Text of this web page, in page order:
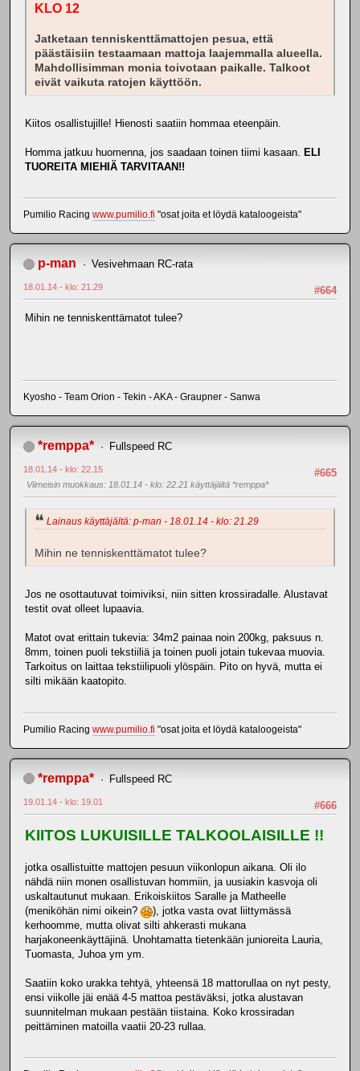
KLO 12
Jatketaan tenniskenttämattojen pesua, että
päästäisiin testaamaan mattoja laajemmalla alueella.
Mahdollisimman monia toivotaan paikalle. Talkoot
eivät vaikuta ratojen käyttöön.
Kiitos osallistujille! Hienosti saatiin hommaa eteenpäin.
Homma jatkuu huomenna, jos saadaan toinen tiimi kasaan.
ELI
TUOREITA MIEHIÄ TARVITAAN!!
Pumilio Racing www.pumilio.fi "osat joita et löydä kataloogeista"
p-man Vesivehmaan RC-rata
#664
18.01.14 - klo: 21.29
Mihin ne tenniskenttämatot tulee?
Kyosho - Team Orion - Tekin - AKA - Graupner - Sanwa
*remppa* Fullspeed RC
#665
18.01.14 - klo: 22.15
Viimeisin muokkaus: 18.01.14 - klo: 22.21 käyttäjältä *remppa*
Lainaus käyttäjältä: p-man - 18.01.14 - klo: 21.29
Mihin ne tenniskenttämatot tulee?
Jos ne osottautuvat toimiviksi, niin sitten krossiradalle. Alustavat
testit ovat olleet lupaavia.
Matot ovat erittain tukevia: 34m2 painaa noin 200kg, paksuus n.
8mm, toinen puoli tekstiiliä ja toinen puoli jotain tukevaa muovia.
Tarkoitus on laittaa tekstiilipuoli ylöspäin. Pito on hyvä, mutta ei
silti mikään kaatopito.
Pumilio Racing www.pumilio.fi "osat joita et löydä kataloogeista"
*remppa* Fullspeed RC
#666
19.01.14 - klo: 19.01
KIITOS LUKUISILLE TALKOOLAISILLE !!
jotka osallistuitte mattojen pesuun viikonlopun aikana. Oli ilo
nähdä niin monen osallistuvan hommiin, ja uusiakin kasvoja oli
uskaltautunut mukaan. Erikoiskiitos Saralle ja Matheelle
(meniköhän nimi oikein?
), jotka vasta ovat liittymässä
kerhoomme, mutta olivat silti ahkerasti mukana
harjakoneenkäyttäjinä. Unohtamatta tietenkään junioreita Lauria,
Tuomasta, Juhoa ym ym.
Saatiin koko urakka tehtyä, yhteensä 18 mattorullaa on nyt pesty,
ensi viikolle jäi enää 4-5 mattoa pestäväksi, jotka alustavan
suunnitelman mukaan pestään tiistaina. Koko krossiradan
peittäminen matoilla vaatii 20-23 rullaa.